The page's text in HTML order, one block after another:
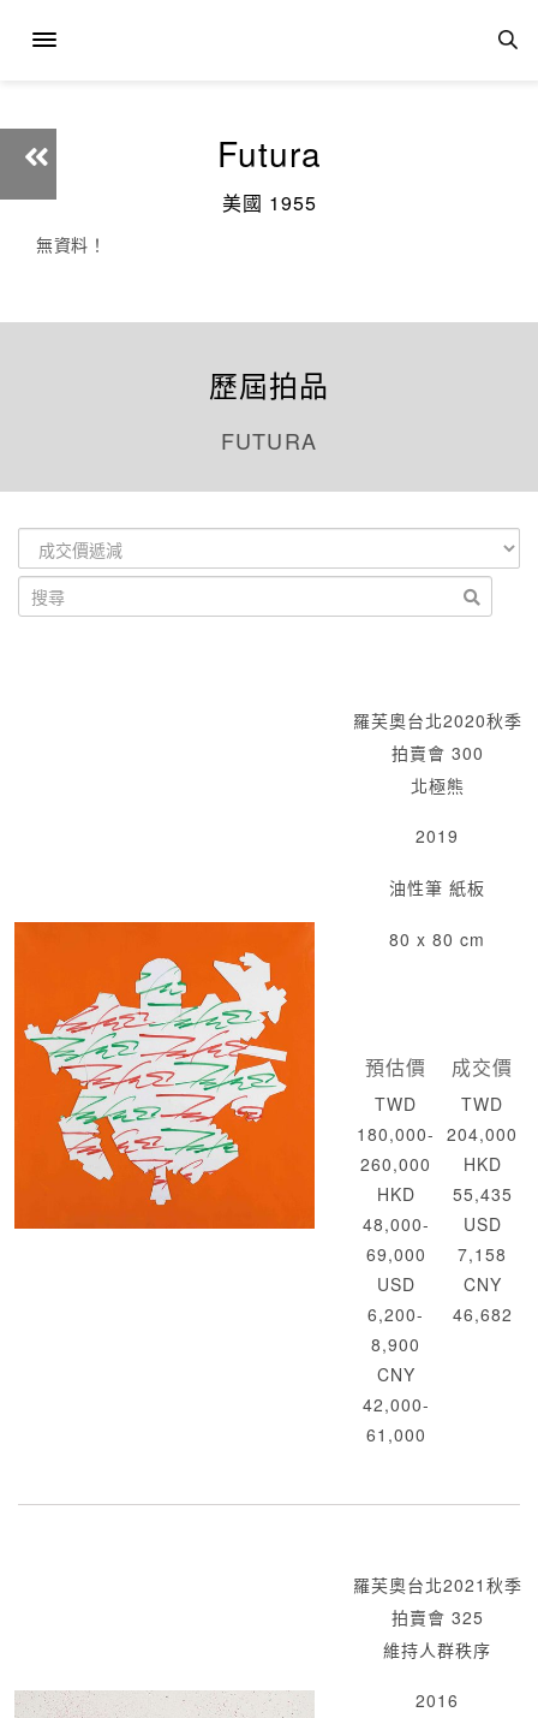
Futura
美國 1955
無資料！
歷屆拍品
FUTURA
羅芙奧台北2020秋季
拍賣會 300
北極熊
2019
油性筆 紙板
80 x 80 cm
預估價
TWD
180,000-
260,000
HKD
48,000-
69,000
USD
6,200-
8,900
CNY
42,000-
61,000
成交價
TWD
204,000
HKD
55,435
USD
7,158
CNY
46,682
羅芙奧台北2021秋季
拍賣會 325
維持人群秩序
2016